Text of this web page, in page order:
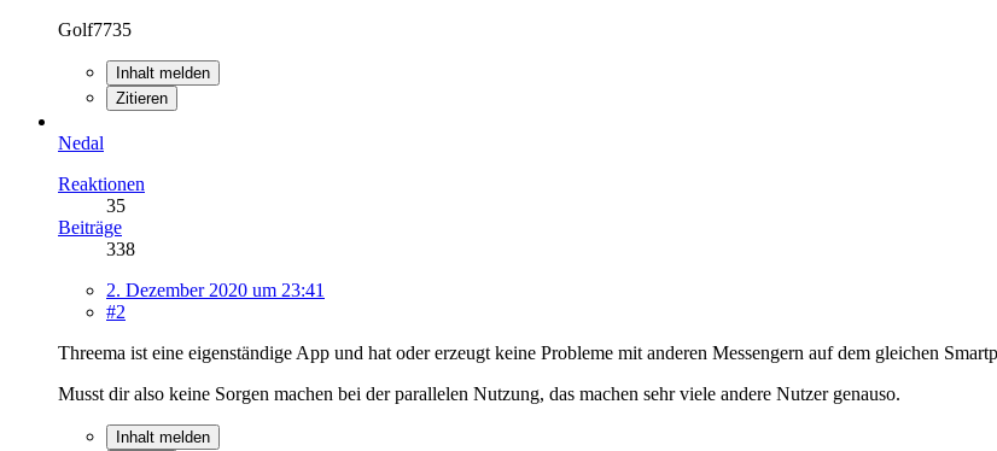
Golf7735
Inhalt melden
Zitieren
Nedal
Reaktionen
35
Beiträge
338
2. Dezember 2020 um 23:41
#2
Threema ist eine eigenständige App und hat oder erzeugt keine Probleme mit anderen Messengern auf dem gleichen
Musst dir also keine Sorgen machen bei der parallelen Nutzung, das machen sehr viele andere Nutzer genauso.
Inhalt melden